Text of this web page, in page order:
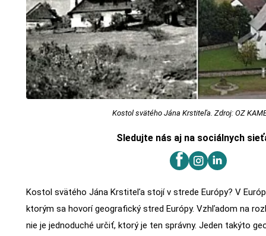
Kostol svätého Jána Krstiteľa. Zdroj: OZ
Sledujte nás aj na sociálnych
Kostol svätého Jána Krstiteľa stojí v strede Európy? V
ktorým sa hovorí geografický stred Európy. Vzhľadom na
nie je jednoduché určiť, ktorý je ten správny. Jeden takýto